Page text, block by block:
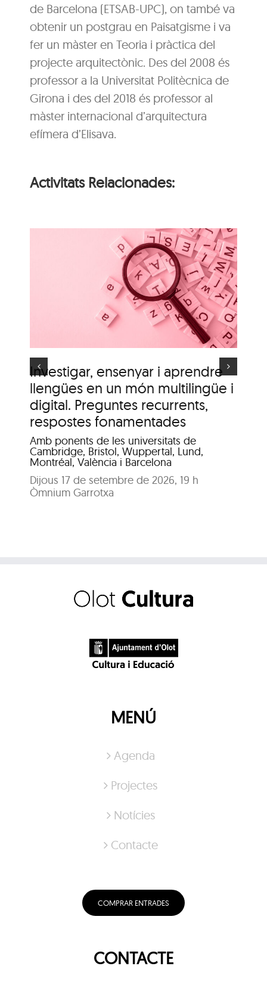
de Barcelona (ETSAB-UPC), on també va
obtenir un postgrau en Paisatgisme i va
fer un màster en Teoria i pràctica del
projecte arquitectònic. Des del 2008 és
professor a la Universitat Politècnica de
Girona i des del 2018 és professor al
màster internacional d’arquitectura
efímera d’Elisava.
Activitats Relacionades:
Investigar, ensenyar i aprendre
llengües en un món multilingüe i
digital. Preguntes recurrents,
respostes fonamentades
Amb ponents de les universitats de
Cambridge, Bristol, Wuppertal, Lund,
Montréal, València i Barcelona
Dijous 17 de setembre de 2026, 19 h
Òmnium Garrotxa
Itinerari personal: “El
clima urbà de la ciutat
d’Olot”
MENÚ
Agenda
Projectes
Notícies
Contacte
COMPRAR ENTRADES
CONTACTE